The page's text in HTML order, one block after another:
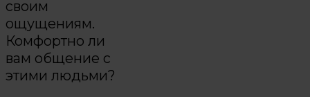
своим
ощущениям.
Комфортно ли
вам общение с
этими людьми?